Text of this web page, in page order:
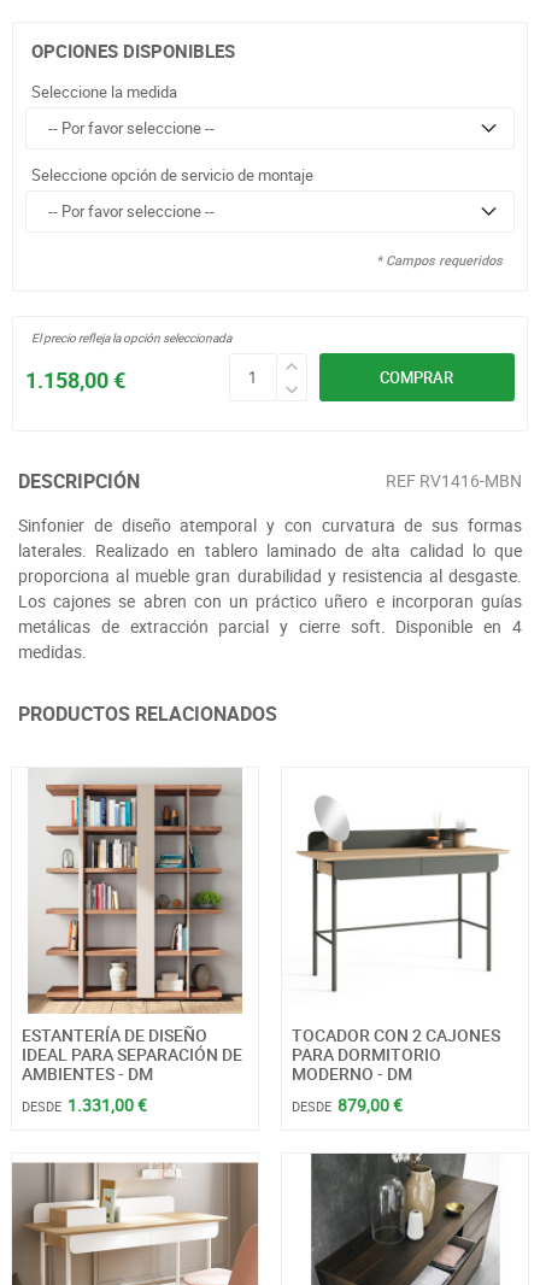
OPCIONES DISPONIBLES
Seleccione la medida
Seleccione opción de servicio de montaje
* Campos requeridos
COMPRAR
1.158,00 €
El precio refleja la opción seleccionada
DESCRIPCIÓN REF RV1416-MBN
Sinfonier de diseño atemporal y con curvatura de sus formas
laterales. Realizado en tablero laminado de alta calidad lo que
proporciona al mueble gran durabilidad y resistencia al desgaste.
Los cajones se abren con un práctico uñero e incorporan guías
metálicas de extracción parcial y cierre soft. Disponible en 4
medidas.
PRODUCTOS RELACIONADOS
ESTANTERÍA DE DISEÑO
IDEAL PARA SEPARACIÓN DE
AMBIENTES - DM
DESDE 1.331,00 €
TOCADOR CON 2 CAJONES
PARA DORMITORIO
MODERNO - DM
DESDE 879,00 €